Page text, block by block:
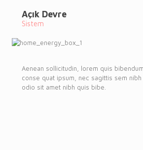
Açık Devre
Sistem
Aenean sollicitudin, lorem quis
conse quat ipsum, nec sagittis sem
odio sit amet nibh quis bibe.